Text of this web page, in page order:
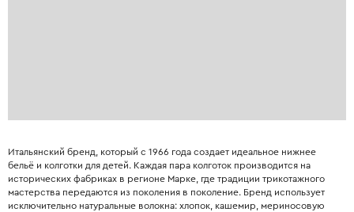
Итальянский бренд, который с 1966 года создает идеальное нижнее
бельё и колготки для детей. Каждая пара колготок производится на
исторических фабриках в регионе Марке, где традиции трикотажного
мастерства передаются из поколения в поколение. Бренд использует
исключительно натуральные волокна: хлопок, кашемир, мериносовую